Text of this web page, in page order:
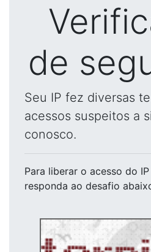
de
Seu IP fez diversas
acessos suspeitos a
conosco.
Para liberar o acesso do IP
responda ao desafio